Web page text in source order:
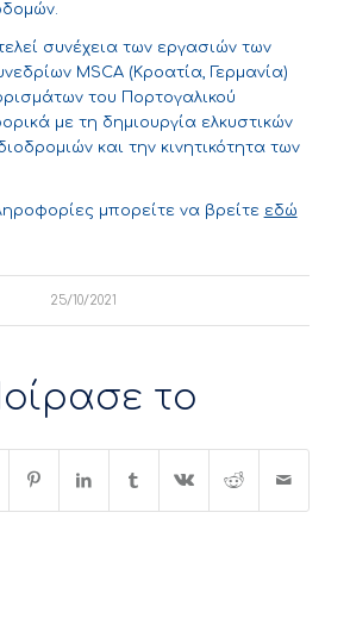
συνέχεια των εργασιών των
MSCA (Κροατία, Γερμανία)
του Πορτογαλικού
με τη δημιουργία ελκυστικών
και την κινητικότητα των
μπορείτε να βρείτε εδώ
25/10/2021
το